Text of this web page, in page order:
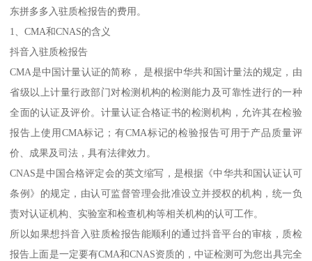
东拼多多入驻质检报告的费用。
1、CMA和CNAS的含义
抖音入驻质检报告
CMA是中国计量认证的简称， 是根据中华共和国计量法的规定，由
省级以上计量行政部门对检测机构的检测能力及可靠性进行的一种
全面的认证及评价。计量认证合格证书的检测机构，允许其在检验
报告上使用CMA标记；有CMA标记的检验报告可用于产品质量评
价、成果及司法，具有法律效力。
CNAS是中国合格评定会的英文缩写，是根据《中华共和国认证认可
条例》的规定，由认可监督管理会批准设立并授权的机构，统一负
责对认证机构、实验室和检查机构等相关机构的认可工作。
所以如果想抖音入驻质检报告能顺利的通过抖音平台的审核，质检
报告上面是一定要有CMA和CNAS资质的，中证检测可为您出具完全